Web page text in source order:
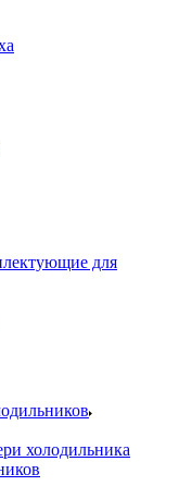
для
холодильника